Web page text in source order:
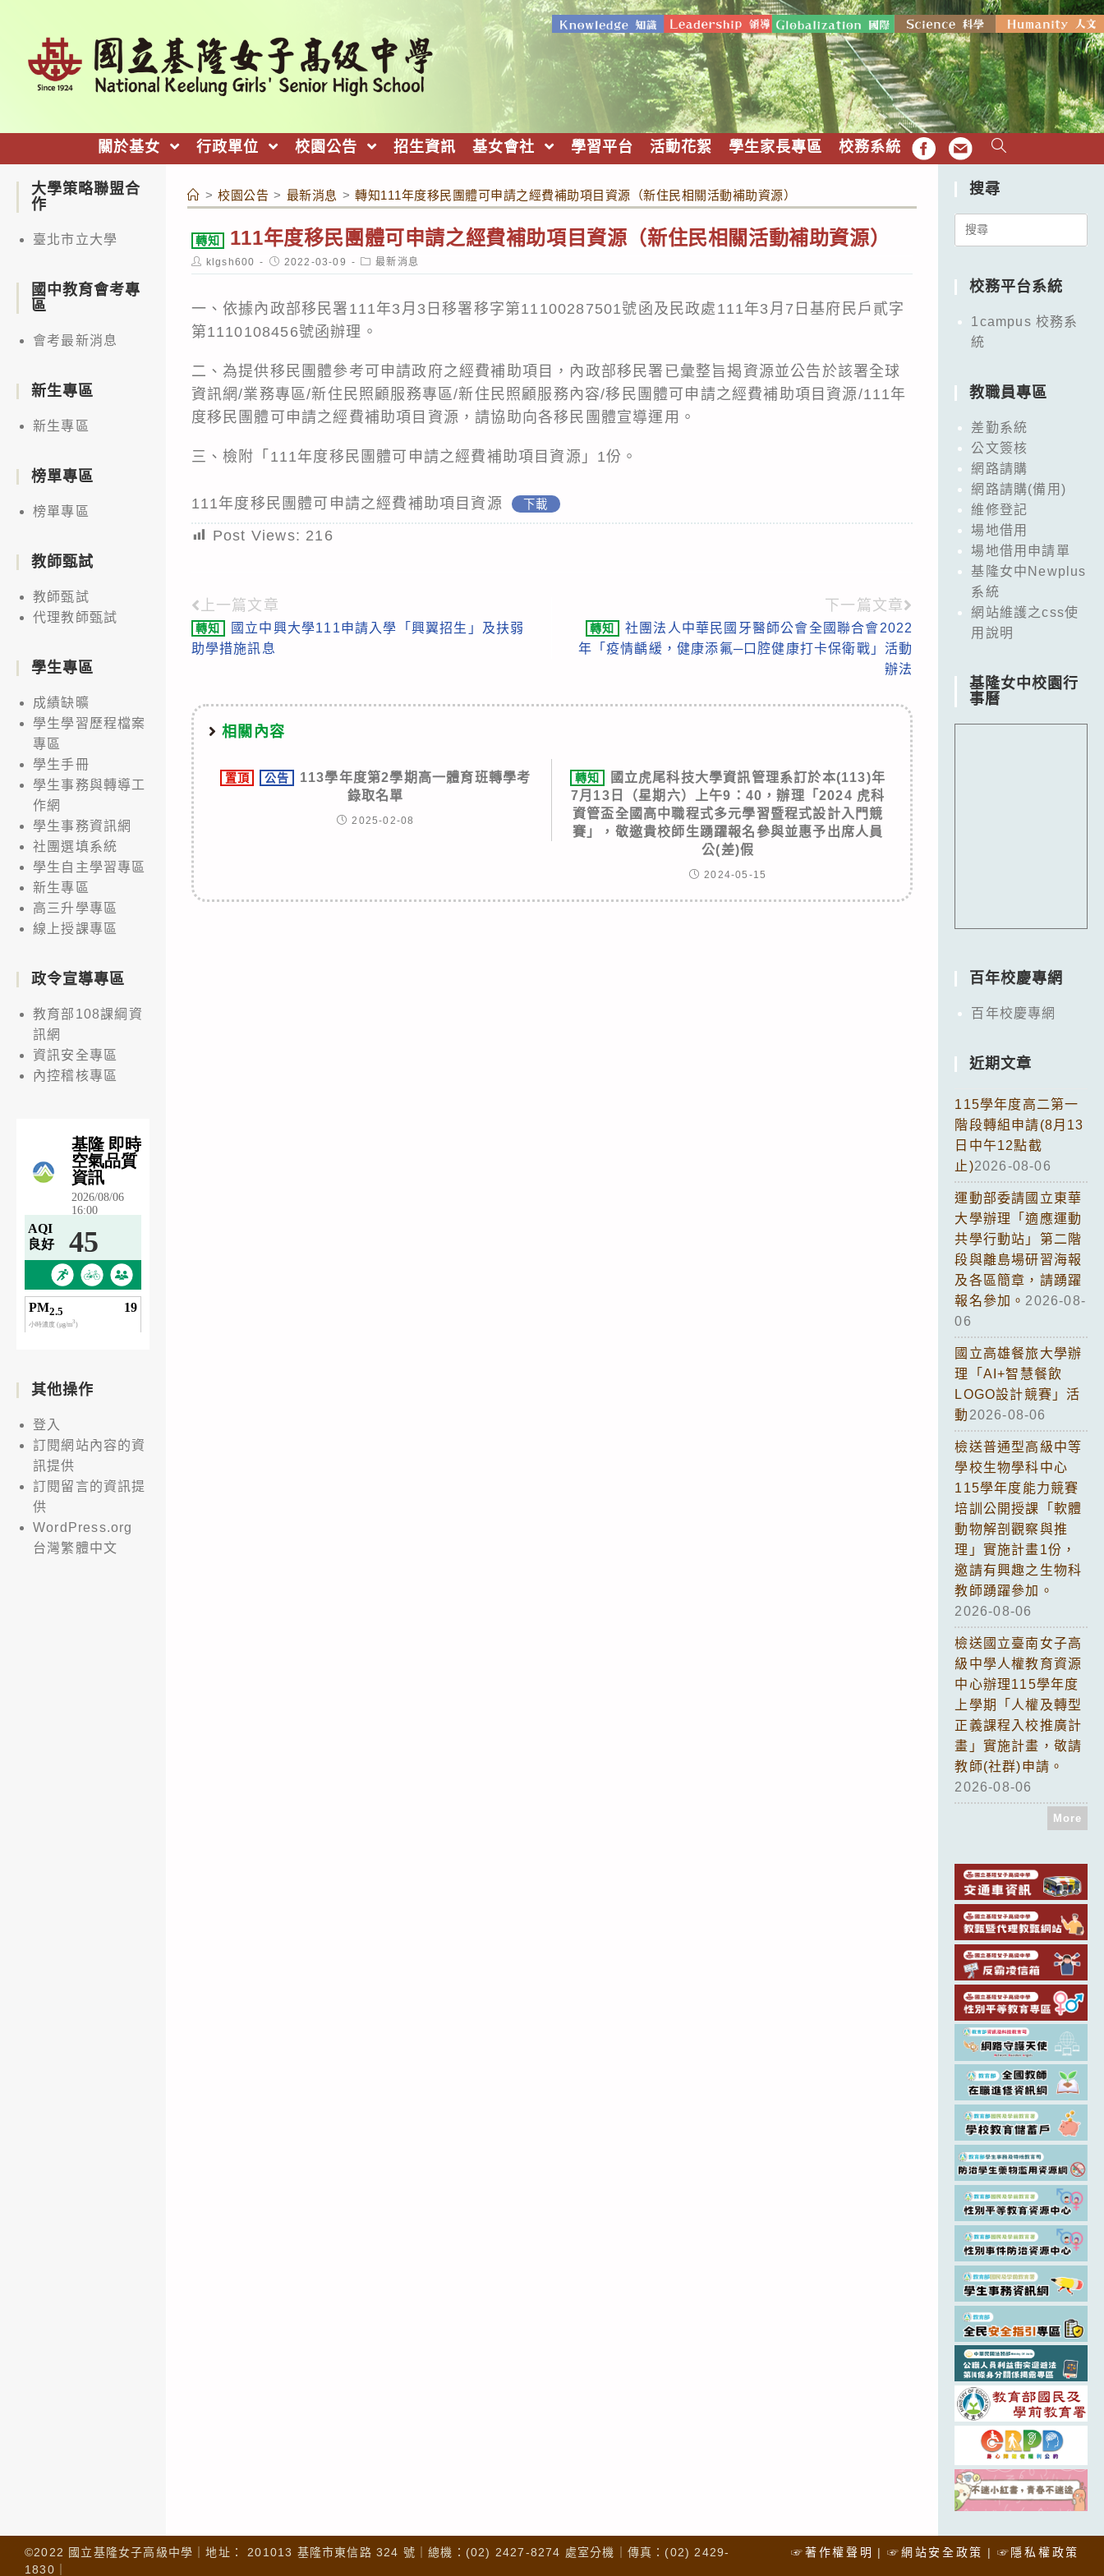
關於基女 行政單位 校園公告 招生資訊 基女會社 學習平台 活動花絮 學生家長專區 校務系統 FB EMAIL
> 校園公告 > 最新消息 > 轉知111年度移民團體可申請之經費補助項目資源（新住民相關活動補助資源）
轉知 111年度移民團體可申請之經費補助項目資源（新住民相關活動補助資源）
Post
author:
klgsh600
Post
published:
2022-03-09
Post
category:
最新消息
一、依據內政部移民署111年3月3日移署移字第11100287501號函及民政處111年3月7日基府民戶貳字
第1110108456號函辦理。
二、為提供移民團體參考可申請政府之經費補助項目，內政部移民署已彙整旨揭資源並公告於該署全球
資訊網/業務專區/新住民照顧服務專區/新住民照顧服務內容/移民團體可申請之經費補助項目資源/111年
度移民團體可申請之經費補助項目資源，請協助向各移民團體宣導運用。
三、檢附「111年度移民團體可申請之經費補助項目資源」1份。
111年度移民團體可申請之經費補助項目資源 下載
Post Views: 216
Read
more
上一篇文章
轉知
國立中興大學111申請入學「興翼招生」及扶弱
助學措施訊息
下一篇文章
轉知
社團法人中華民國牙醫師公會全國聯合會2022
年「疫情齲緩，健康添氟─口腔健康打卡保衛戰」活動
辦法
相關內容
置頂 公告
113學年度第2學期高一體育班轉學考
錄取名單
2025-02-08
轉知
國立虎尾科技大學資訊管理系訂於本(113)年
7月13日（星期六）上午9：40，辦理「2024 虎科
資管盃全國高中職程式多元學習暨程式設計入門競
賽」，敬邀貴校師生踴躍報名參與並惠予出席人員
公(差)假
2024-05-15
大學策略聯盟合
作
臺北市立大學
國中教育會考專
區
會考最新消息
新生專區
新生專區
榜單專區
榜單專區
教師甄試
教師甄試
代理教師甄試
學生專區
成績缺曠
學生學習歷程檔案
專區
學生手冊
學生事務與轉導工
作網
學生事務資訊網
社團選填系統
學生自主學習專區
新生專區
高三升學專區
線上授課專區
政令宣導專區
教育部108課綱資
訊網
資訊安全專區
內控稽核專區
其他操作
登入
訂閱網站內容的資
訊提供
訂閱留言的資訊提
供
WordPress.org
台灣繁體中文
搜尋
Search
校務平台系統
1campus 校務系
統
教職員專區
差勤系統
公文簽核
網路請購
網路請購(備用)
維修登記
場地借用
場地借用申請單
基隆女中Newplus
系統
網站維護之css使
用說明
基隆女中校園行
事曆
百年校慶專網
百年校慶專網
近期文章
115學年度高二第一
階段轉組申請(8月13
日中午12點截
止)2026-08-06
運動部委請國立東華
大學辦理「適應運動
共學行動站」第二階
段與離島場研習海報
及各區簡章，請踴躍
報名參加。 2026-08-
06
國立高雄餐旅大學辦
理「AI+智慧餐飲
LOGO設計競賽」活
動 2026-08-06
檢送普通型高級中等
學校生物學科中心
115學年度能力競賽
培訓公開授課「軟體
動物解剖觀察與推
理」實施計畫1份，
邀請有興趣之生物科
教師踴躍參加。
2026-08-06
檢送國立臺南女子高
級中學人權教育資源
中心辦理115學年度
上學期「人權及轉型
正義課程入校推廣計
畫」實施計畫，敬請
教師(社群)申請。
2026-08-06
More
☞著作權聲明 ☞網站安全政策 ☞隱私權政策
©2022 國立基隆女子高級中學｜地址： 201013 基隆市東信路 324 號｜總機：(02) 2427-8274 處室分機｜傳真：(02) 2429-
1830｜